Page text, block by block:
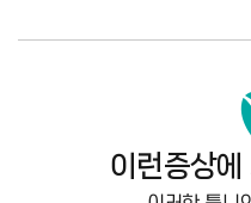
이런증상